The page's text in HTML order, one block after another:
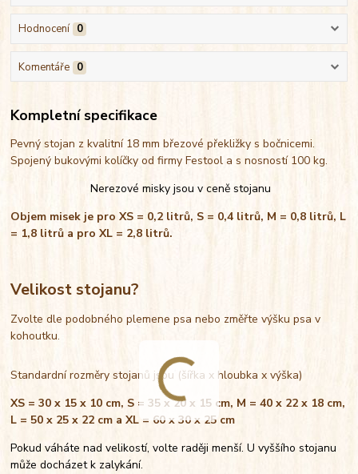
Hodnocení 0
Komentáře 0
Kompletní specifikace
Pevný stojan z kvalitní 18 mm březové překližky s bočnicemi.
Spojený bukovými kolíčky od firmy Festool a s nosností 100 kg.
Nerezové misky jsou v ceně stojanu
Objem misek je pro XS = 0,2 litrů, S = 0,4 litrů, M = 0,8 litrů, L
= 1,8 litrů a pro XL = 2,8 litrů.
Velikost stojanu?
Zvolte dle podobného plemene psa nebo změřte výšku psa v
kohoutku.
Standardní rozměry stojanů jsou (šířka x hloubka x výška)
XS = 30 x 15 x 10 cm, S = 35 x 20 x 15 cm, M = 40 x 22 x 18 cm,
L = 50 x 25 x 22 cm a XL = 60 x 30 x 25 cm
Pokud váháte nad velikostí, volte raději menší. U vyššího stojanu
může docházet k zalykání.